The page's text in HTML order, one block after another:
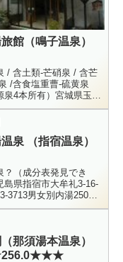
館（鳴子温泉）
/ 含土類-芒硝泉 / 含芒
/含食塩重曹-硫黄泉
泉4本所有）宮城県玉造
男女別内湯 ・ 混浴露天
2314500円 （湯巡りシ
泉 （指宿温泉）
？（成分表発見でき
島県指宿市大牟礼3-16-
3713男女別内湯250円
指宿温泉に数多くあ
場で、一番古いと言う
那須湯本温泉）